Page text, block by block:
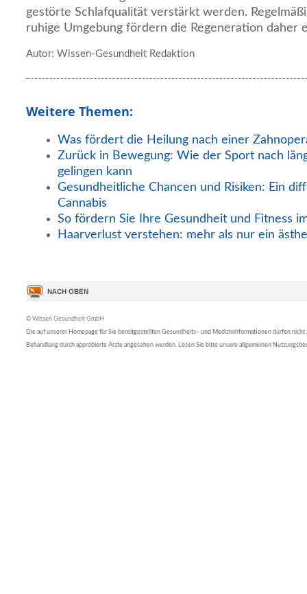
gestörte Schlafqualität verstärkt werden.
ruhige Umgebung fördern die Regeneration daher
Autor: Wissen-Gesundheit Redaktion
Weitere Themen:
Was fördert die Heilung nach einer
Zurück in Bewegung: Wie der Sport nach
gelingen kann
Gesundheitliche Chancen und Risiken: Ein
Cannabis
So fördern Sie Ihre Gesundheit und Fitness
Haarverlust verstehen: mehr als nur ein
© Wissen Gesundheit GmbH
Die auf unserer Homepage für Sie bereitgestellten Gesundheits– und Medizininformationen dürfen nicht
Behandlung durch approbierte Ärzte angesehen werden. Lesen Sie bitte unsere allgemeinen